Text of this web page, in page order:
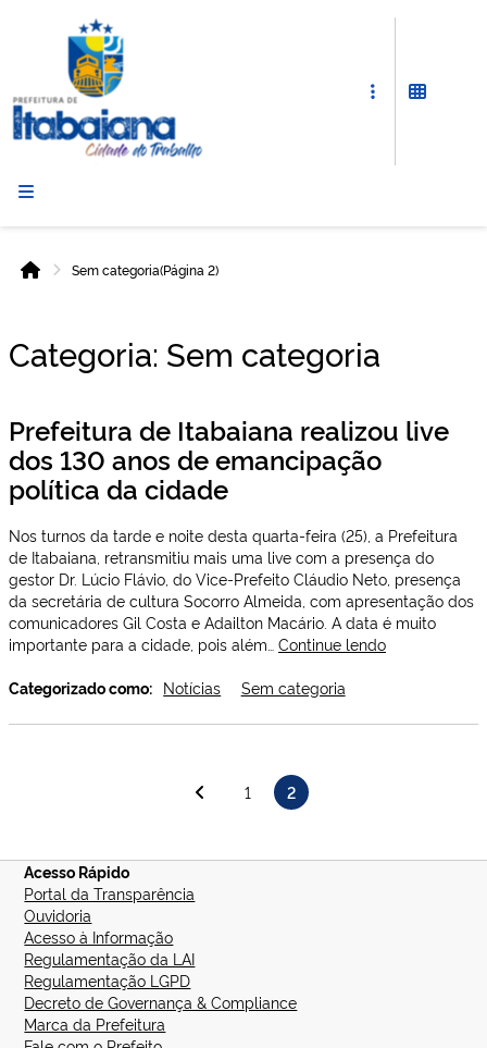
InícioSem categoria(Página 2)
Categoria: Sem categoria
Prefeitura de Itabaiana realizou live
dos 130 anos de emancipação
política da cidade
Nos turnos da tarde e noite desta quarta-feira (25), a Prefeitura
de Itabaiana, retransmitiu mais uma live com a presença do
gestor Dr. Lúcio Flávio, do Vice-Prefeito Cláudio Neto, presença
da secretária de cultura Socorro Almeida, com apresentação dos
comunicadores Gil Costa e Adailton Macário. A data é muito
importante para a cidade, pois além… Continue lendoPrefeitura
live
política
Categorizado como: Notícias Sem categoria
1 2
Acesso Rápido
Portal da Transparência
Ouvidoria
Acesso à Informação
Regulamentação da LAI
Regulamentação LGPD
Decreto de Governança & Compliance
Marca da Prefeitura